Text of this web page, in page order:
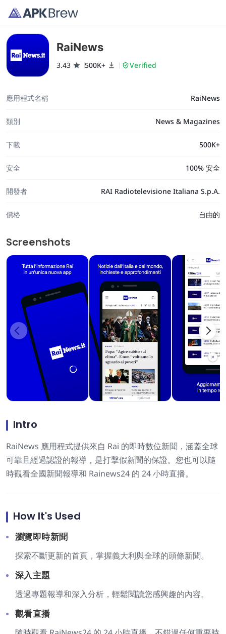
RaiNews
3.43 500K+ Verified
應用程式名稱 RaiNews
類別 News & Magazines
下載 500K+
安全 100% 安全
開發者 RAI Radiotelevisione Italiana S.p.A.
價格 自由的
Screenshots
Intro
RaiNews 應用程式提供來自 Rai 的即時數位新聞，涵蓋全球
可靠且經過認證的報導，是打擊假新聞的保證。您也可以隨
時觀看全國新聞報導和 Rainews24 的 24 小時直播。
How It's Used
瀏覽即時新聞
探索不斷更新的首頁，掌握義大利與全球的頭條新聞。
深入主題
透過專題報導和深入分析，輕鬆閱讀您感興趣的內容。
觀看直播